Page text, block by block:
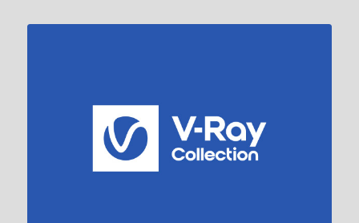
建築營造、室內空間設計、都市景觀最
佳組合解決方案